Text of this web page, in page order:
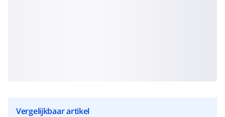
Vergelijkbaar artikel